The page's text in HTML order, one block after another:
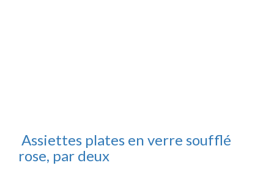
Assiettes plates en verre soufflé
rose, par deux